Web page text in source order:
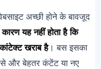
अच्छी होने के बावजूद
यह नहीं होता है कि
खराब है। बस इसका
और बेहतर कंटेंट या नए